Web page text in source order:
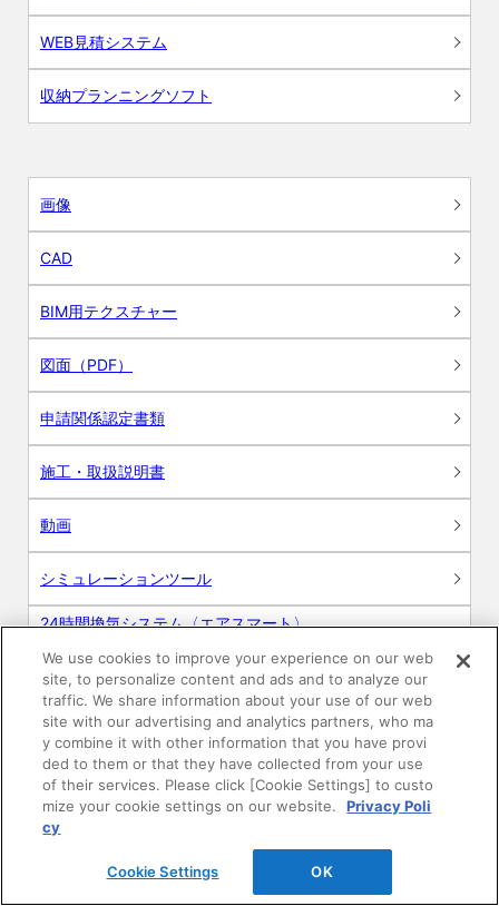
WEB見積システム
収納プランニングソフト
画像
CAD
BIM用テクスチャー
図面（PDF）
申請関係認定書類
施工・取扱説明書
動画
シミュレーションツール
24時間換気システム〈エアスマート〉
R&Dセンター環境測定・分析サービス
商品マスター申し込み
We use cookies to improve your experience on our web
site, to personalize content and ads and to analyze our
traffic. We share information about your use of our web
site with our advertising and analytics partners, who ma
y combine it with other information that you have provi
ded to them or that they have collected from your use
of their services. Please click [Cookie Settings] to custo
mize your cookie settings on our website.
Privacy Poli
cy
Cookie Settings OK